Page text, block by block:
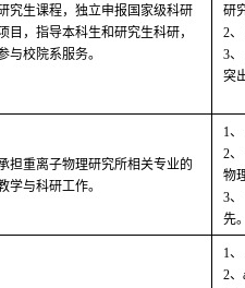
究生课程，独立申报国家级科研
目，指导本科生和研究生科研，
与校院系服务。
研
2、
3
突
担重离子物理研究所相关专业的
学与科研工作。
1
2
物
3
先。
1
2